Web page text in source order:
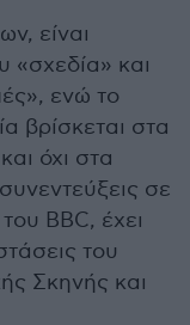
είναι
«σχεδία» και
ενώ το
βρίσκεται στα
όχι στα
σε
BBC, έχει
του
Σκηνής και